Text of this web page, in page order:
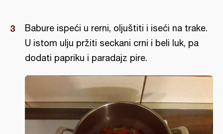
Babure ispeći u rerni, oljuštiti i iseći na trake.
U istom ulju pržiti seckani crni i beli luk, pa
dodati papriku i paradajz pire.